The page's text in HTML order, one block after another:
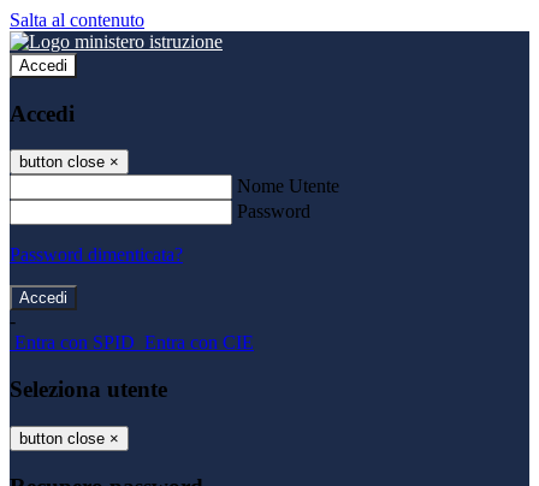
Salta al contenuto
Accedi
Accedi
button close ×
Nome Utente
Password
Password dimenticata?
-
Entra con SPID Entra con CIE
Seleziona utente
button close ×